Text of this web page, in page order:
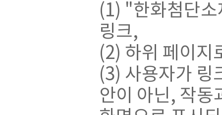
(1) "한화첨단소
링크,
(2) 하위 페이지
(3) 사용자가 링
안이 아닌, 작동